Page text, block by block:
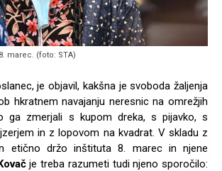
marec. (foto: STA)
je objavil, kakšna je svoboda žaljenja
hkratnem navajanju neresnic na omrežjih
ga zmerjali s kupom dreka, s pijavko, s
in z lopovom na kvadrat. V skladu z
etično držo inštituta 8. marec in njene
je treba razumeti tudi njeno sporočilo: